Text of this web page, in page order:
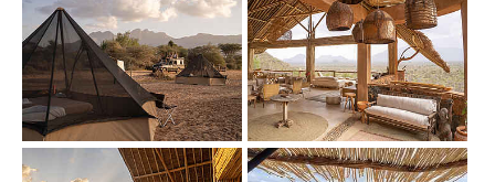
Show larger version Show larger version